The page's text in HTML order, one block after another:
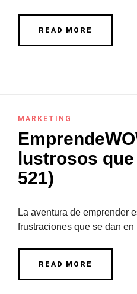
READ MORE
MARKETING
lustrosos
521)
La aventura de emprender
frustraciones que se dan en
READ MORE